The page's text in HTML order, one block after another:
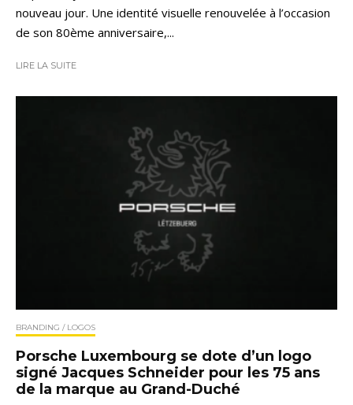
nouveau jour. Une identité visuelle renouvelée à l’occasion
de son 80ème anniversaire,...
LIRE LA SUITE
BRANDING / LOGOS
Porsche Luxembourg se dote d’un logo
signé Jacques Schneider pour les 75 ans
de la marque au Grand-Duché